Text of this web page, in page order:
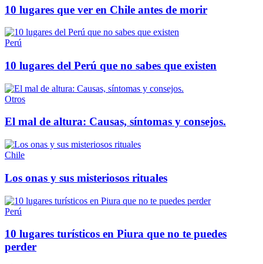
10 lugares que ver en Chile antes de morir
Perú
10 lugares del Perú que no sabes que existen
Otros
El mal de altura: Causas, síntomas y consejos.
Chile
Los onas y sus misteriosos rituales
Perú
10 lugares turísticos en Piura que no te puedes
perder